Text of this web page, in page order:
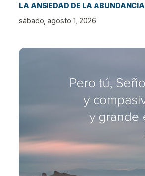
LA ANSIEDAD DE LA ABUNDANCIA
sábado, agosto 1, 2026